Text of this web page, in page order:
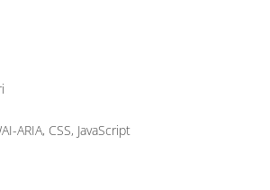
ARIA, CSS, JavaScript